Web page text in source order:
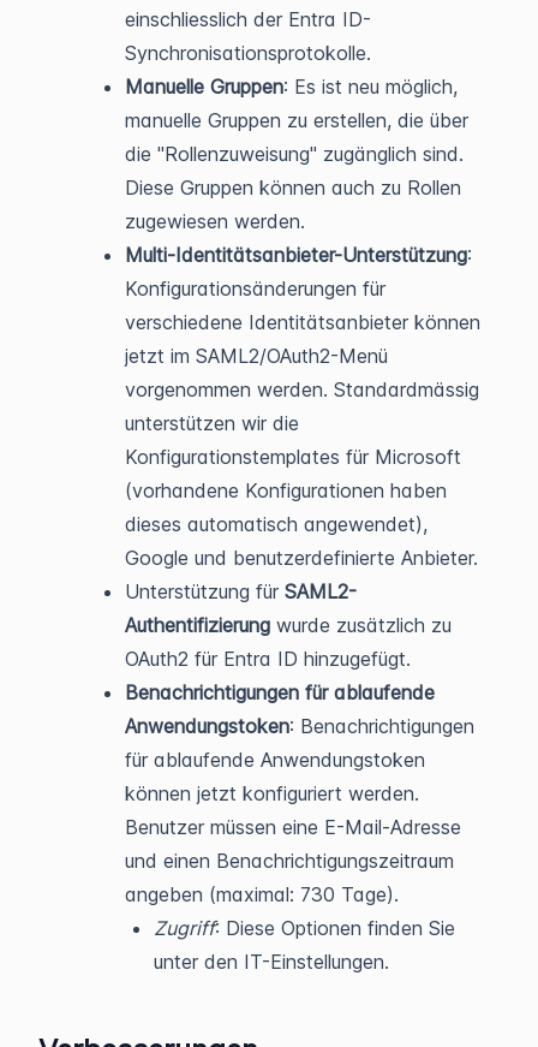
einschliesslich der Entra ID-
Synchronisationsprotokolle.
Manuelle Gruppen: Es ist neu möglich,
manuelle Gruppen zu erstellen, die über
die "Rollenzuweisung" zugänglich sind.
Diese Gruppen können auch zu Rollen
zugewiesen werden.
Multi-Identitätsanbieter-Unterstützung:
Konfigurationsänderungen für
verschiedene Identitätsanbieter können
jetzt im SAML2/OAuth2-Menü
vorgenommen werden. Standardmässig
unterstützen wir die
Konfigurationstemplates für Microsoft
(vorhandene Konfigurationen haben
dieses automatisch angewendet),
Google und benutzerdefinierte Anbieter.
Unterstützung für SAML2-
Authentifizierung wurde zusätzlich zu
OAuth2 für Entra ID hinzugefügt.
Benachrichtigungen für ablaufende
Anwendungstoken: Benachrichtigungen
für ablaufende Anwendungstoken
können jetzt konfiguriert werden.
Benutzer müssen eine E-Mail-Adresse
und einen Benachrichtigungszeitraum
angeben (maximal: 730 Tage).
Zugriff: Diese Optionen finden Sie
unter den IT-Einstellungen.